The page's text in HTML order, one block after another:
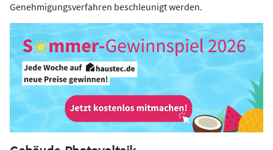
Genehmigungsverfahren beschleunigt werden.